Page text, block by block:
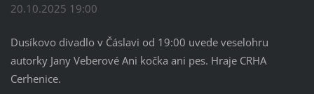
20.10.2025 19:00
Dusíkovo divadlo v Čáslavi od 19:00 uvede veselohru
autorky Jany Veberové Ani kočka ani pes. Hraje CRHA
Cerhenice.